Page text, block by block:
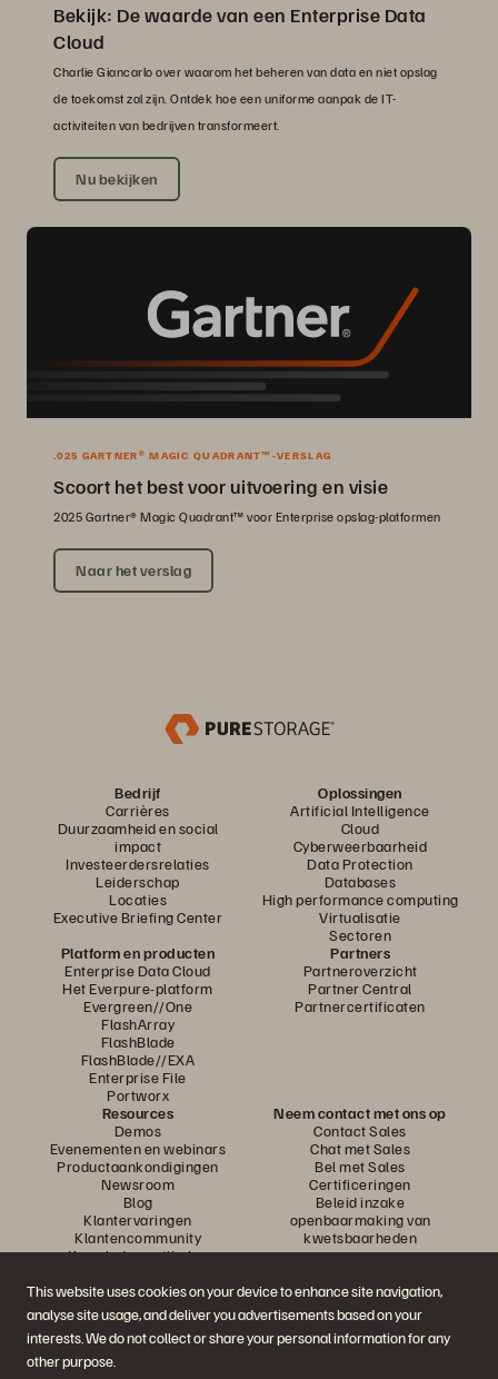
This website uses cookies on your device to enhance site navigation,
analyse site usage, and deliver you advertisements based on your
interests. We do not collect or share your personal information for any
other purpose.
Bekijk: De waarde van een Enterprise Data
Cloud
Charlie Giancarlo over waarom het beheren van data en niet opslag
de toekomst zal zijn. Ontdek hoe een uniforme aanpak de IT-
activiteiten van bedrijven transformeert.
Nu bekijken
.025 GARTNER® MAGIC QUADRANT™-VERSLAG
Scoort het best voor uitvoering en visie
2025 Gartner® Magic Quadrant™ voor Enterprise opslag-platformen
Naar het verslag
Bedrijf
Carrières
Duurzaamheid en social
impact
Investeerdersrelaties
Leiderschap
Locaties
Executive Briefing Center
Oplossingen
Artificial Intelligence
Cloud
Cyberweerbaarheid
Data Protection
Databases
High performance computing
Virtualisatie
Sectoren
Platform en producten
Enterprise Data Cloud
Het Everpure-platform
Evergreen//One
FlashArray
FlashBlade
FlashBlade//EXA
Enterprise File
Portworx
Partners
Partneroverzicht
Partner Central
Partnercertificaten
Resources
Demos
Evenementen en webinars
Productaankondigingen
Newsroom
Blog
Klantervaringen
Klantencommunity
Knowledge-artikelen
Neem contact met ons op
Contact Sales
Chat met Sales
Bel met Sales
Certificeringen
Beleid inzake
openbaarmaking van
kwetsbaarheden
Neem deel aan het gesprek
Volg alle officiële sociale kanalen van Everpure